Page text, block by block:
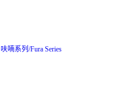
呋喃系列/Fura Series